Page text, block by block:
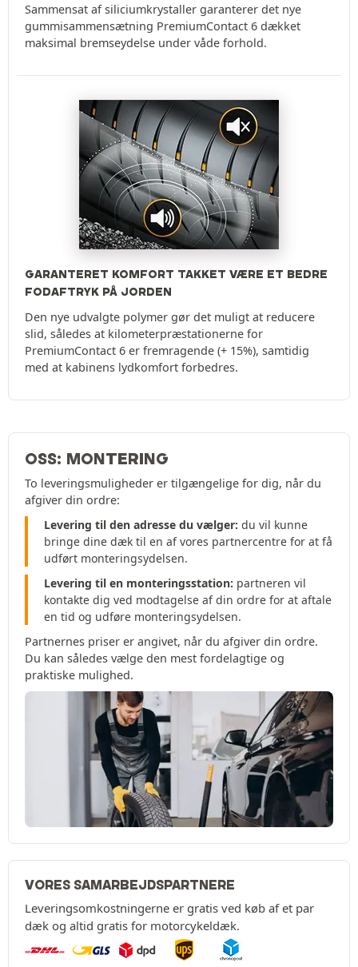
Sammensat af siliciumkrystaller garanterer det nye
gummisammensætning PremiumContact 6 dækket
maksimal bremseydelse under våde forhold.
GARANTERET KOMFORT TAKKET VÆRE ET BEDRE
FODAFTRYK PÅ JORDEN
Den nye udvalgte polymer gør det muligt at reducere
slid, således at kilometerpræstationerne for
PremiumContact 6 er fremragende (+ 15%), samtidig
med at kabinens lydkomfort forbedres.
OSS: MONTERING
To leveringsmuligheder er tilgængelige for dig, når du
afgiver din ordre:
Levering til den adresse du vælger: du vil kunne
bringe dine dæk til en af vores partnercentre for at få
udført monteringsydelsen.
Levering til en monteringsstation: partneren vil
kontakte dig ved modtagelse af din ordre for at aftale
en tid og udføre monteringsydelsen.
Partnernes priser er angivet, når du afgiver din ordre.
Du kan således vælge den mest fordelagtige og
praktiske mulighed.
VORES SAMARBEJDSPARTNERE
Leveringsomkostningerne er gratis ved køb af et par
dæk og altid gratis for motorcykeldæk.